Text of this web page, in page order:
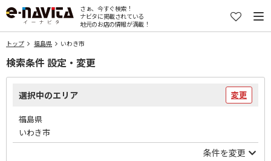
さぁ、今すぐ検索！
ナビタに掲載されている
地元のお店の情報が満載！
トップ 福島県 いわき市
検索条件 設定・変更
選択中のエリア 変更
福島県
いわき市
条件を変更